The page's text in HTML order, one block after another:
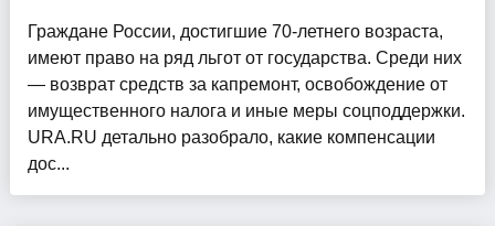
Граждане России, достигшие 70-летнего возраста,
имеют право на ряд льгот от государства. Среди них
— возврат средств за капремонт, освобождение от
имущественного налога и иные меры соцподдержки.
URA.RU детально разобрало, какие компенсации
дос...